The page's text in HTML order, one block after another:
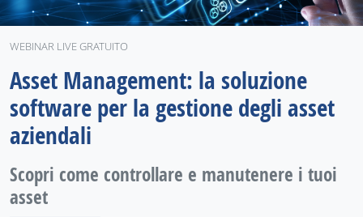
WEBINAR LIVE GRATUITO
Asset Management: la soluzione
software per la gestione degli asset
aziendali
Scopri come controllare e manutenere i tuoi
asset